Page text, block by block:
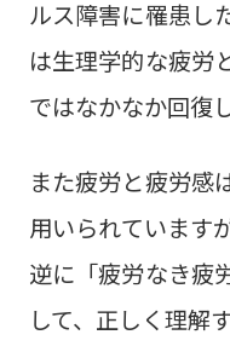
ルス障害に罹患し
は生理学的な疲労
ではなかなか回復
また疲労と疲労感
用いられています
逆に「疲労なき疲
して、正しく理解